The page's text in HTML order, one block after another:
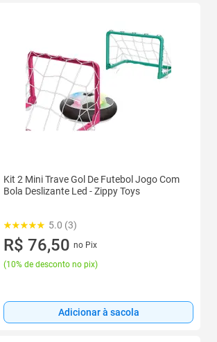
Kit 2 Mini Trave Gol De Futebol Jogo Com
Bola Deslizante Led - Zippy Toys
5.0 (3)
R$ 76,50 no Pix
(10% de desconto no pix)
Adicionar à sacola